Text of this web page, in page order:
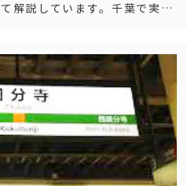
解説しています。千葉で実績